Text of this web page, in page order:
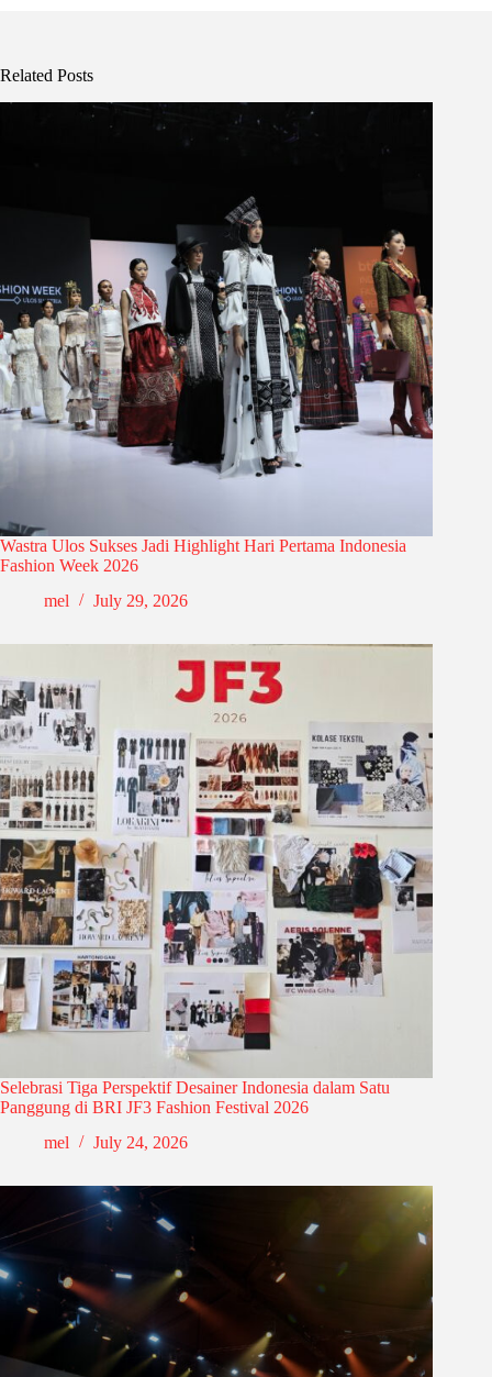
Related Posts
Wastra Ulos Sukses Jadi Highlight Hari Pertama Indonesia
Fashion Week 2026
mel
July 29, 2026
Selebrasi Tiga Perspektif Desainer Indonesia dalam Satu
Panggung di BRI JF3 Fashion Festival 2026
mel
July 24, 2026